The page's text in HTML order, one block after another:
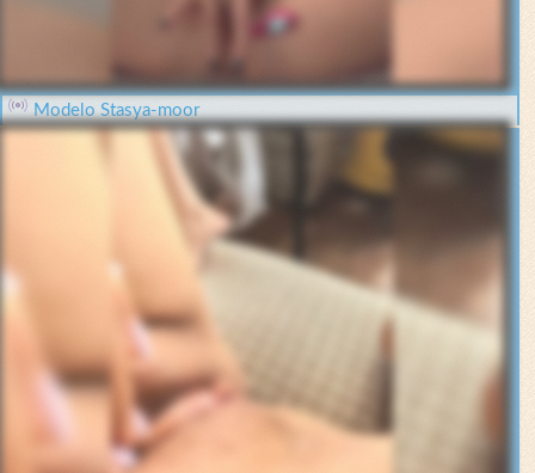
Modelo Stasya-moor